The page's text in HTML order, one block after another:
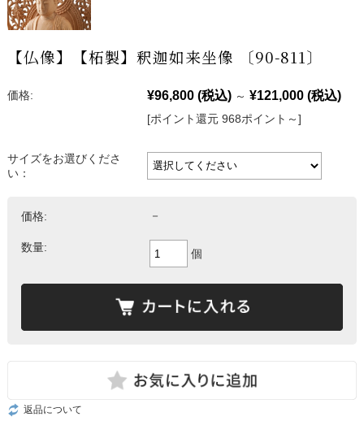
【仏像】【柘製】釈迦如来坐像 〔90-811〕
価格: ¥96,800 (税込) ～ ¥121,000 (税込)
[ポイント還元 968ポイント～]
サイズをお選びくださ
い：
価格: －
数量: 個
返品について